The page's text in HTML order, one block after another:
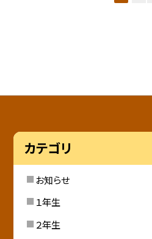
カテゴリ
お知らせ
１年生
２年生